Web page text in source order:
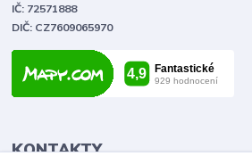
IČ: 72571888
DIČ: CZ7609065970
KONTAKTY